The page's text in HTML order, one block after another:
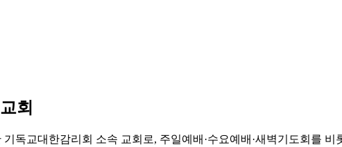
회
독교대한감리회 소속 교회로, 주일예배·수요예배·새벽기도회를